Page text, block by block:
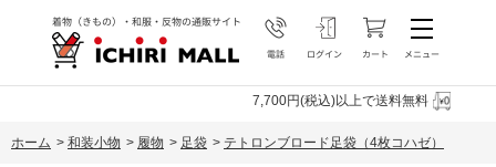
7,700円(税込)以上で送料無料
ホーム > 和装小物 > 履物 > 足袋 > テトロンブロード足袋（4枚コハゼ）